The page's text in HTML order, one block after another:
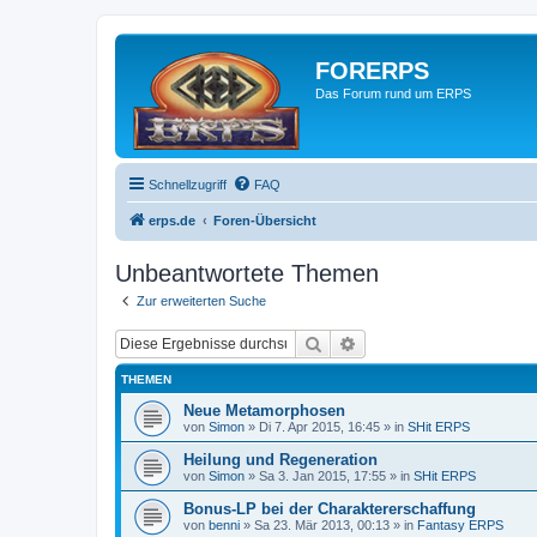
FORERPS
Das Forum rund um ERPS
Schnellzugriff FAQ
erps.de Foren-Übersicht
Unbeantwortete Themen
Zur erweiterten Suche
Suche
THEMEN
Neue Metamorphosen
von Simon » Di 7. Apr 2015, 16:45 » in SHit ERPS
Heilung und Regeneration
von Simon » Sa 3. Jan 2015, 17:55 » in SHit ERPS
Bonus-LP bei der Charaktererschaffung
von benni » Sa 23. Mär 2013, 00:13 » in Fantasy ERPS